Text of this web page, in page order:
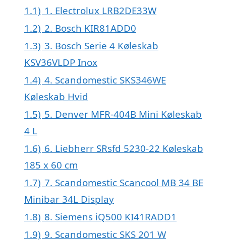
1.1) 1. Electrolux LRB2DE33W
1.2) 2. Bosch KIR81ADD0
1.3) 3. Bosch Serie 4 Køleskab
KSV36VLDP Inox
1.4) 4. Scandomestic SKS346WE
Køleskab Hvid
1.5) 5. Denver MFR-404B Mini Køleskab
4 L
1.6) 6. Liebherr SRsfd 5230-22 Køleskab
185 x 60 cm
1.7) 7. Scandomestic Scancool MB 34 BE
Minibar 34L Display
1.8) 8. Siemens iQ500 KI41RADD1
1.9) 9. Scandomestic SKS 201 W